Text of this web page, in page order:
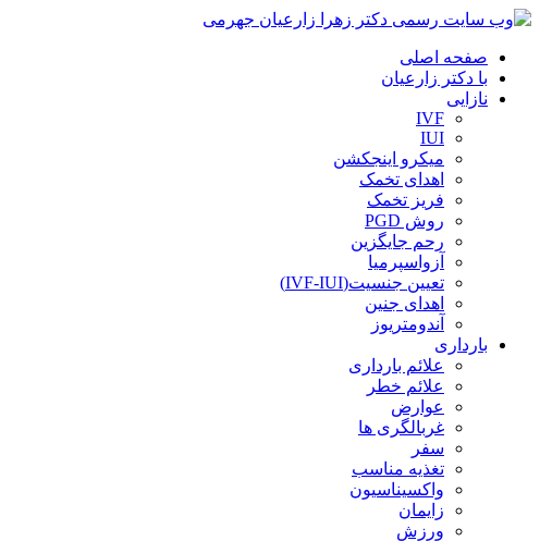
صفحه اصلی
با دکتر زارعیان
نازایی
IVF
IUI
میکرو اینجکشن
اهدای تخمک
فریز تخمک
روش PGD
رحم جایگزین
آزواسپرمیا
تعیین جنسیت(IVF-IUI)
اهدای جنین
آندومتریوز
بارداری
علائم بارداری
علائم خطر
عوارض
غربالگری ها
سفر
تغذیه مناسب
واکسیناسیون
زایمان
ورزش